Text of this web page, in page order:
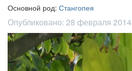
Основной род: Стангопея
Опубликовано: 28 февраля 2014